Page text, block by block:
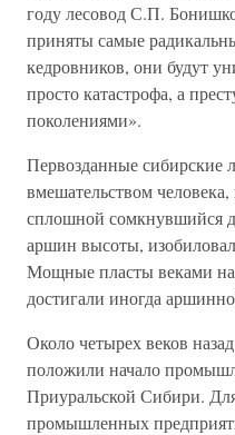
году лесовод С.П.
приняты самые
кедровников, они будут
просто катастрофа, а
поколениями».
Первозданные сибирские
вмешательством
сплошной сомкнувшийся
аршин высоты,
Мощные пласты веками
достигали иногда
Около четырех веков
положили начало
Приуральской Сибири.
промышленных